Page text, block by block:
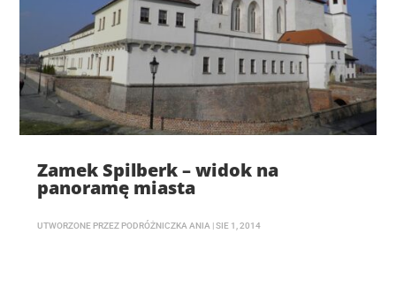
Zamek Spilberk – widok na
panoramę miasta
UTWORZONE PRZEZ PODRÓŻNICZKA ANIA |SIE 1, 2014